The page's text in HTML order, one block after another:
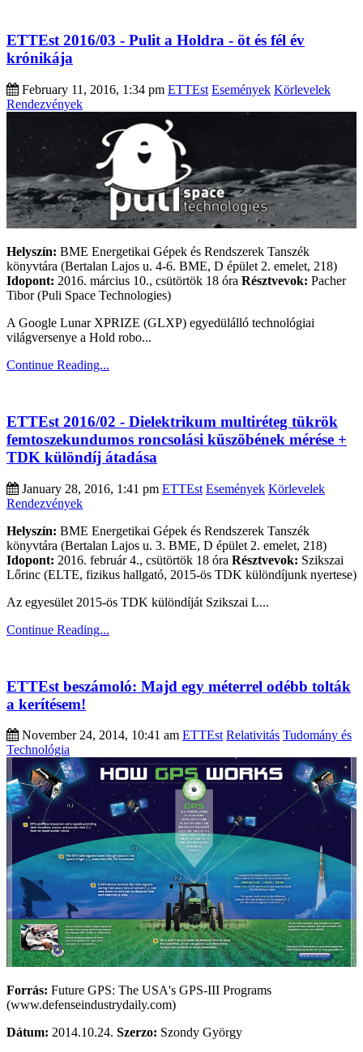
ETTEst 2016/03 - Pulit a Holdra - öt és fél év
krónikája
February 11, 2016, 1:34 pm ETTEst Események Körlevelek
Rendezvények
Helyszín: BME Energetikai Gépek és Rendszerek Tanszék
könyvtára (Bertalan Lajos u. 4-6. BME, D épület 2. emelet, 218)
Idopont: 2016. március 10., csütörtök 18 óra Résztvevok: Pacher
Tibor (Puli Space Technologies)
A Google Lunar XPRIZE (GLXP) egyedülálló technológiai
világversenye a Hold robo...
Continue Reading...
ETTEst 2016/02 - Dielektrikum multiréteg tükrök
femtoszekundumos roncsolási küszöbének mérése +
TDK különdíj átadása
January 28, 2016, 1:41 pm ETTEst Események Körlevelek
Rendezvények
Helyszín: BME Energetikai Gépek és Rendszerek Tanszék
könyvtára (Bertalan Lajos u. 3. BME, D épület 2. emelet, 218)
Idopont: 2016. február 4., csütörtök 18 óra Résztvevok: Szikszai
Lőrinc (ELTE, fizikus hallgató, 2015-ös TDK különdíjunk nyertese)
Az egyesület 2015-ös TDK különdíját Szikszai L...
Continue Reading...
ETTEst beszámoló: Majd egy méterrel odébb tolták
a kerítésem!
November 24, 2014, 10:41 am ETTEst Relativitás Tudomány és
Technológia
Forrás: Future GPS: The USA's GPS-III Programs
(www.defenseindustrydaily.com)
Dátum: 2014.10.24. Szerzo: Szondy György